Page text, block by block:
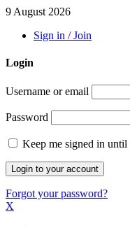
9 August 2026
Sign in / Join
Login
Username or email
Password
Keep me signed in
Forgot your password?
X